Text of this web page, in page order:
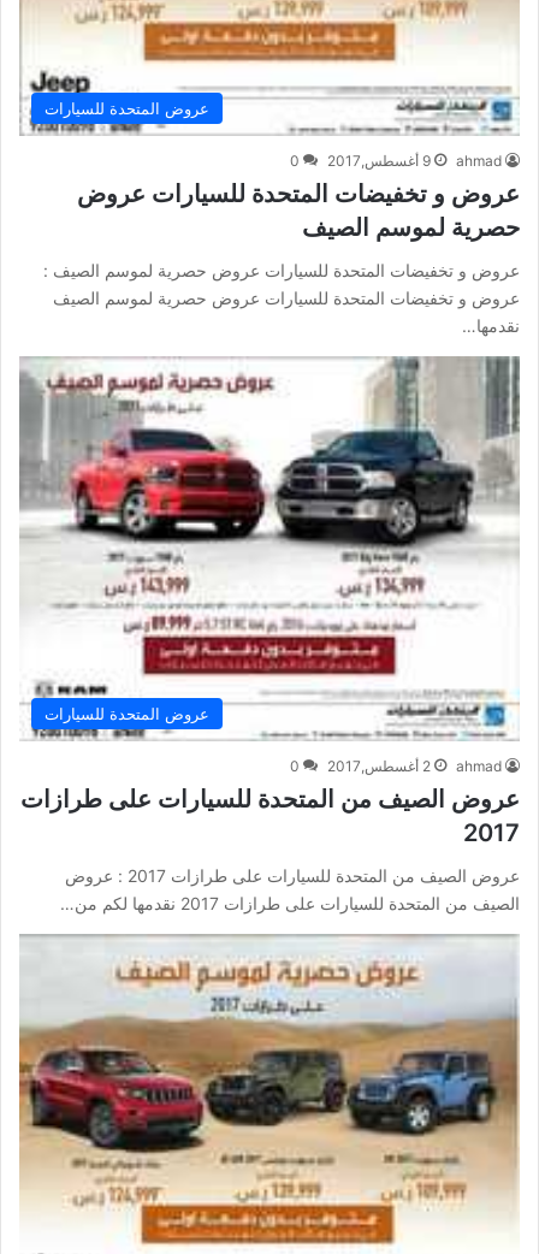
عروض المتحدة للسيارات
ahmad 9 أغسطس,2017 0
عروض و تخفيضات المتحدة للسيارات عروض
حصرية لموسم الصيف
عروض و تخفيضات المتحدة للسيارات عروض حصرية لموسم الصيف :
عروض و تخفيضات المتحدة للسيارات عروض حصرية لموسم الصيف
نقدمها…
عروض المتحدة للسيارات
ahmad 2 أغسطس,2017 0
عروض الصيف من المتحدة للسيارات على طرازات
2017
عروض الصيف من المتحدة للسيارات على طرازات 2017 : عروض
الصيف من المتحدة للسيارات على طرازات 2017 نقدمها لكم من…